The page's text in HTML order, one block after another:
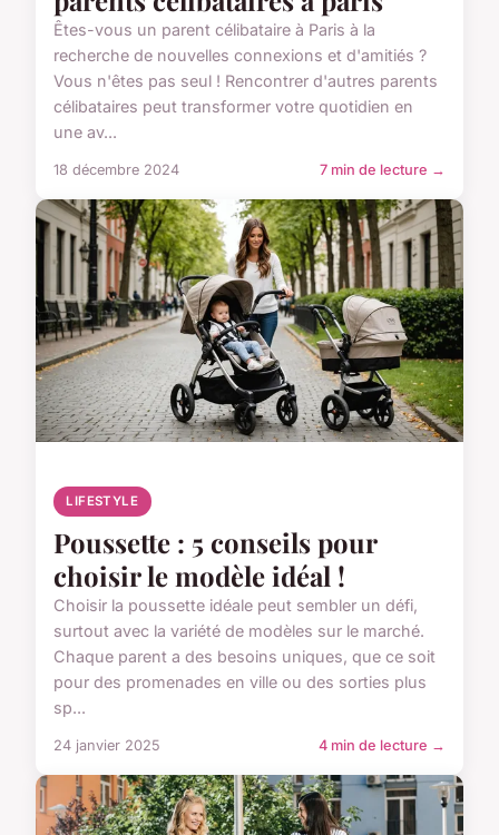
Êtes-vous un parent célibataire à Paris à la
recherche de nouvelles connexions et d'amitiés ?
Vous n'êtes pas seul ! Rencontrer d'autres parents
célibataires peut transformer votre quotidien en
une av...
18 décembre 2024 7 min de lecture →
LIFESTYLE
Poussette : 5 conseils pour
choisir le modèle idéal !
Choisir la poussette idéale peut sembler un défi,
surtout avec la variété de modèles sur le marché.
Chaque parent a des besoins uniques, que ce soit
pour des promenades en ville ou des sorties plus
sp...
24 janvier 2025 4 min de lecture →